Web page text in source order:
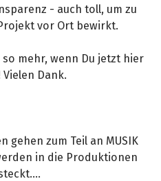
- auch toll, um zu
vor Ort bewirkt.
mehr, wenn Du jetzt hier
Dank.
gehen zum Teil an MUSIK
in die Produktionen